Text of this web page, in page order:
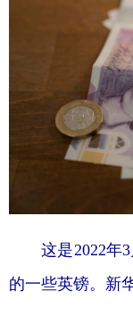
北京
辽宁
山东
广东
四川
这是2022年
的一些英镑。新